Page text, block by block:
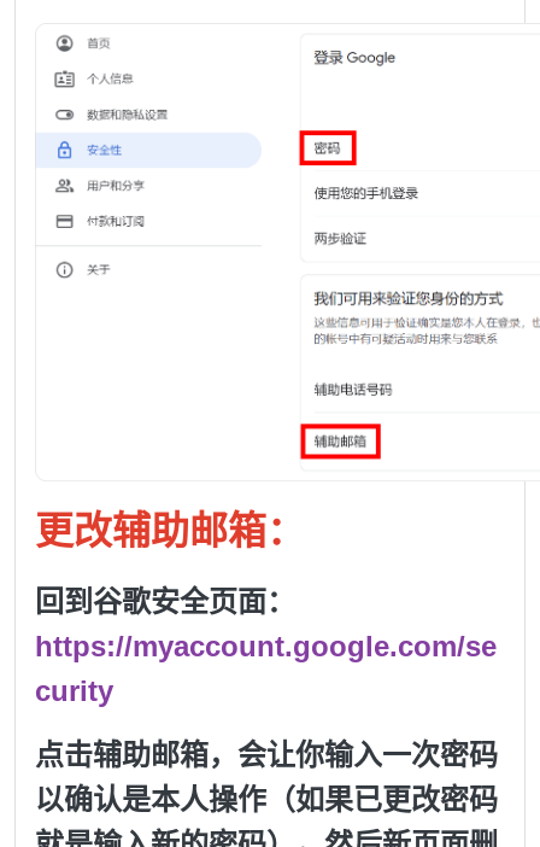
更改辅助邮箱：
回到谷歌安全页面：
https://myaccount.google.com/se
curity
点击辅助邮箱，会让你输入一次密码
以确认是本人操作（如果已更改密码